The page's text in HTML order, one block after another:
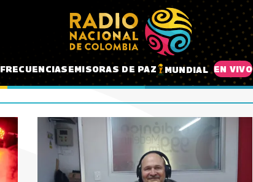
FRECUENCIASEMISORAS DE PAZ MUNDIAL EN VIVO